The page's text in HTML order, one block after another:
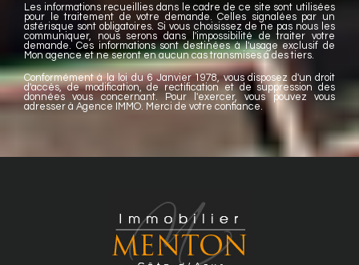
Les informations recueillies dans le cadre de ce site sont utilisées
pour le traitement de votre demande. Celles signalées par un
astérisque sont obligatoires. Si vous choisissez de ne pas nous les
communiquer, nous serons dans l'impossibilité de traiter votre
demande. Ces informations sont destinées à l'usage exclusif de
Mon agence et ne seront en aucun cas transmises à des tiers.
Conformément à la loi du 6 Janvier 1978, vous disposez d'un droit
d'accès, de modification, de rectification et de suppression des
données vous concernant. Pour l'exercer, vous pouvez vous
adresser à Agence IMMO. Merci de votre confiance.